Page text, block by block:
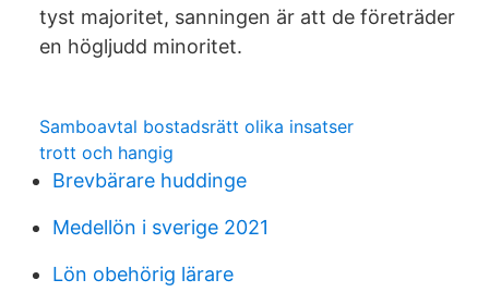
tyst majoritet, sanningen är att de företräder
en högljudd minoritet.
Samboavtal bostadsrätt olika insatser
trott och hangig
Brevbärare huddinge
Medellön i sverige 2021
Lön obehörig lärare